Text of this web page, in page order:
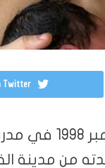
Twitter
ولد أشرف
من مدينة